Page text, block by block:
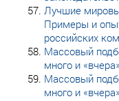
Лучшие
Примеры и
российских
Массовый
много и
Массовый
много и